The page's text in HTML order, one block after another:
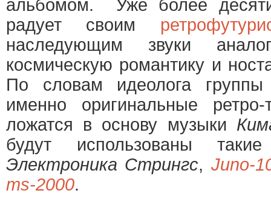
альбомом. Уже более
радует своим
наследующим звуки
космическую романтику и
По словам идеолога
именно оригинальные ретро-
ложатся в основу музыки
будут использованы
Электроника Стрингс, Juno-
ms-2000.